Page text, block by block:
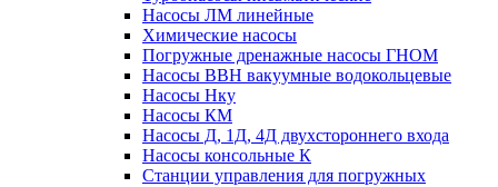
Насосы ЛМ линейные
Химические насосы
Погружные дренажные насосы ГНОМ
Насосы ВВН вакуумные водокольцевые
Насосы Нку
Насосы КМ
Насосы Д, 1Д, 4Д двухстороннего входа
Насосы консольные К
Станции управления для погружных